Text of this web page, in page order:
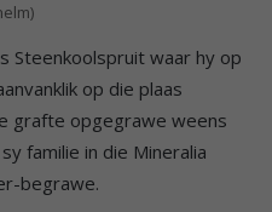
Steenkoolspruit waar hy op
op die plaas
grafte opgegrawe weens
familie in die Mineralia
begrawe.